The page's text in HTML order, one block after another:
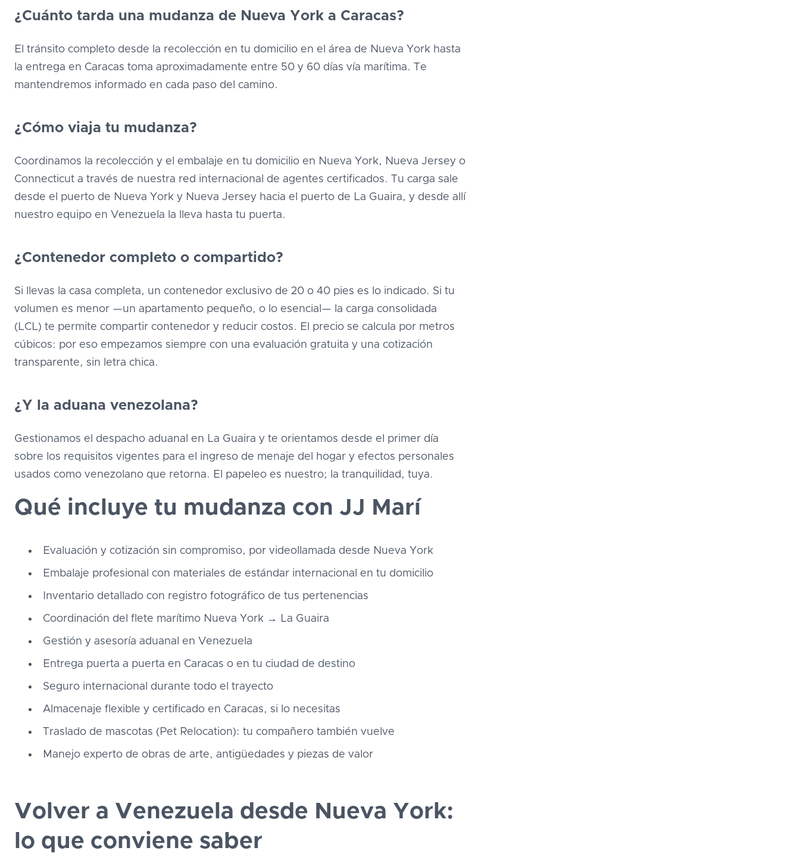
¿Cuánto tarda una mudanza de Nueva York a Caracas?
El tránsito completo desde la recolección en tu domicilio en el área de Nueva York hasta
la entrega en Caracas toma aproximadamente entre 50 y 60 días vía marítima. Te
mantendremos informado en cada paso del camino.
¿Cómo viaja tu mudanza?
Coordinamos la recolección y el embalaje en tu domicilio en Nueva York, Nueva Jersey o
Connecticut a través de nuestra red internacional de agentes certificados. Tu carga sale
desde el puerto de Nueva York y Nueva Jersey hacia el puerto de La Guaira, y desde allí
nuestro equipo en Venezuela la lleva hasta tu puerta.
¿Contenedor completo o compartido?
Si llevas la casa completa, un contenedor exclusivo de 20 o 40 pies es lo indicado. Si tu
volumen es menor —un apartamento pequeño, o lo esencial— la carga consolidada
(LCL) te permite compartir contenedor y reducir costos. El precio se calcula por metros
cúbicos: por eso empezamos siempre con una evaluación gratuita y una cotización
transparente, sin letra chica.
¿Y la aduana venezolana?
Gestionamos el despacho aduanal en La Guaira y te orientamos desde el primer día
sobre los requisitos vigentes para el ingreso de menaje del hogar y efectos personales
usados como venezolano que retorna. El papeleo es nuestro; la tranquilidad, tuya.
Qué incluye tu mudanza con JJ Marí
Evaluación y cotización sin compromiso, por videollamada desde Nueva York
Embalaje profesional con materiales de estándar internacional en tu domicilio
Inventario detallado con registro fotográfico de tus pertenencias
Coordinación del flete marítimo Nueva York → La Guaira
Gestión y asesoría aduanal en Venezuela
Entrega puerta a puerta en Caracas o en tu ciudad de destino
Seguro internacional durante todo el trayecto
Almacenaje flexible y certificado en Caracas, si lo necesitas
Traslado de mascotas (Pet Relocation): tu compañero también vuelve
Manejo experto de obras de arte, antigüedades y piezas de valor
Volver a Venezuela desde Nueva York:
lo que conviene saber